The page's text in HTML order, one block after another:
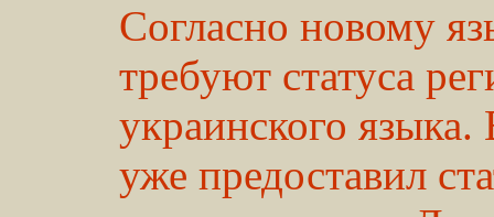
Согласно новому
требуют статуса
украинского языка.
уже предоставил